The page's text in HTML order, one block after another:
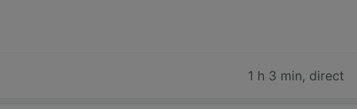
1 h 3 min, direct